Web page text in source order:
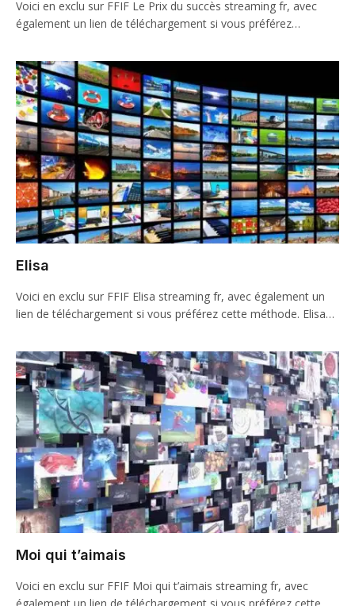
Voici en exclu sur FFIF Le Prix du succès streaming fr, avec
également un lien de téléchargement si vous préférez…
Elisa
Voici en exclu sur FFIF Elisa streaming fr, avec également un
lien de téléchargement si vous préférez cette méthode. Elisa…
Moi qui t’aimais
Voici en exclu sur FFIF Moi qui t’aimais streaming fr, avec